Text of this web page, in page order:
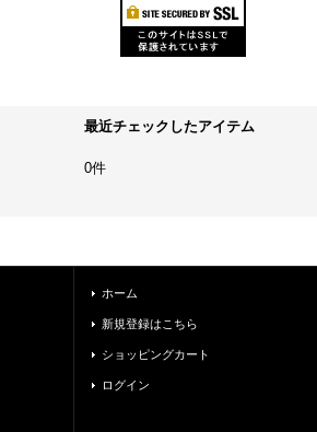
最近チェックしたアイテム
0件
ホーム
新規登録はこちら
ショッピングカート
ログイン